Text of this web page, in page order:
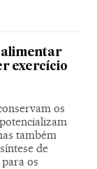
alimentar
exercício
os
também
de
os